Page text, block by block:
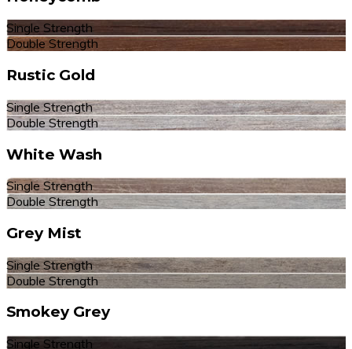
Single Strength
Double Strength
Rustic Gold
Single Strength
Double Strength
White Wash
Single Strength
Double Strength
Grey Mist
Single Strength
Double Strength
Smokey Grey
Single Strength